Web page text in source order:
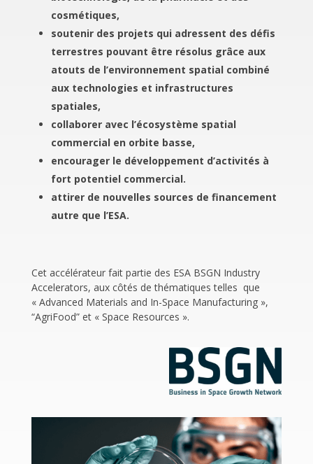
cosmétiques,
soutenir des projets qui adressent des défis
terrestres pouvant être résolus grâce aux
atouts de l’environnement spatial combiné
aux technologies et infrastructures
spatiales,
collaborer avec l’écosystème spatial
commercial en orbite basse,
encourager le développement d’activités à
fort potentiel commercial.
attirer de nouvelles sources de financement
autre que l’ESA.
Cet accélérateur fait partie des ESA BSGN Industry
Accelerators, aux côtés de thématiques telles que
« Advanced Materials and In-Space Manufacturing »,
“AgriFood” et « Space Resources ».